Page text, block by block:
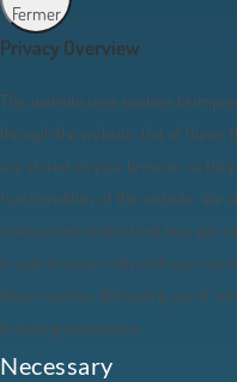
Fermer
Privacy Overview
This website uses cookies to
through the website. Out of these,
are stored on your browser as
functionalities of the website. We
analyze and understand how you
in your browser only with your
these cookies. But opting out of
browsing experience.
Necessary